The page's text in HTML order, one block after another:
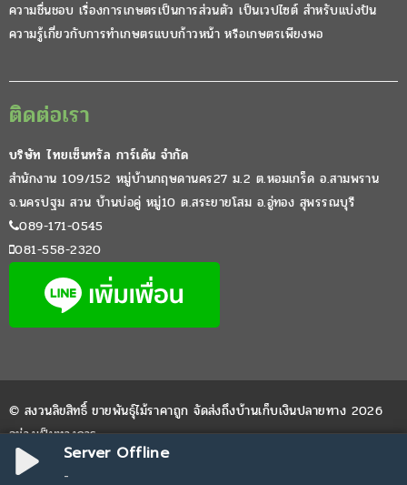
ความชื่นชอบ เรื่องการเกษตรเป็นการส่วนตัว เป็นเวปไซต์ สำหรับแบ่งปัน
ความรู้เกี่ยวกับการทำเกษตรแบบก้าวหน้า หรือเกษตรเพียงพอ
ติดต่อเรา
บริษัท ไทยเซ็นทรัล การ์เด้น จำกัด
สำนักงาน 109/152 หมู่บ้านกฤษดานคร27 ม.2 ต.หอมเกร็ด อ.สามพราน
จ.นครปฐม สวน บ้านบ่อคู่ หมู่10 ต.สระยายโสม อ.อู่ทอง สุพรรณบุรี
089-171-0545
081-558-2320
© สงวนลิขสิทธิ์ ขายพันธุ์ไม้ราคาถูก จัดส่งถึงบ้านเก็บเงินปลายทาง 2026
อย่างเป็นทางการ
Website by
Server Offline
-